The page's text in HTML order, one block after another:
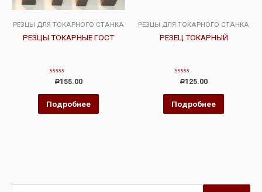
РЕЗЦЫ ДЛЯ ТОКАРНОГО СТАНКА
РЕЗЦЫ ТОКАРНЫЕ ГОСТ
Оценка
из
Р155.00
Подробнее
РЕЗЦЫ ДЛЯ ТОКАРНОГО СТАНКА
РЕЗЕЦ ТОКАРНЫЙ
Оценка
из
Р125.00
Подробнее